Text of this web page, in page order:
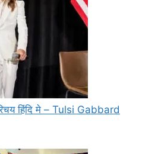
हिंदि मे – Tulsi Gabbard